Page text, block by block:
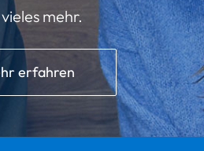
mehr.
erfahren